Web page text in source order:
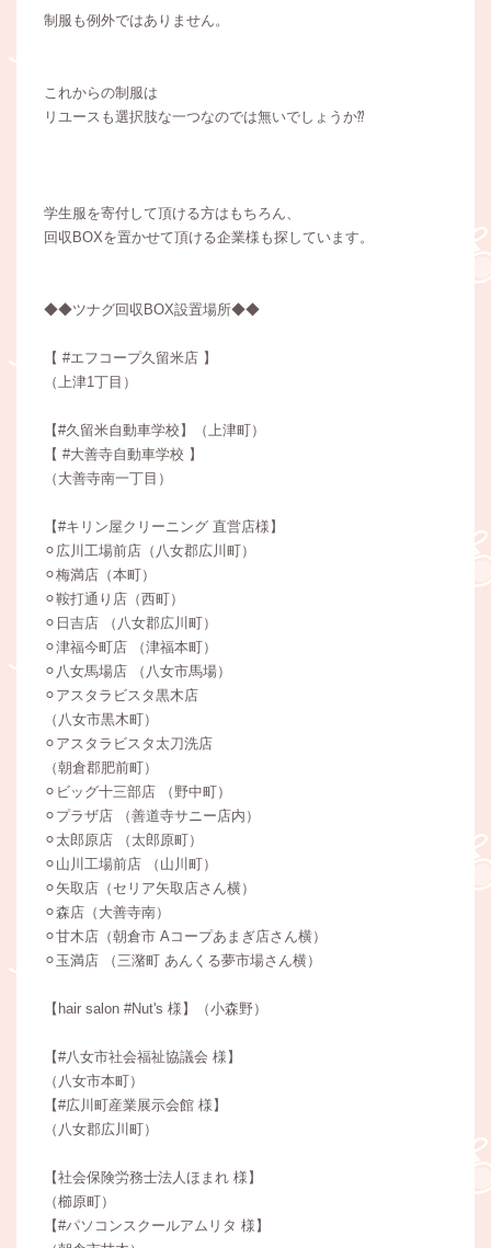
制服も例外ではありません。
これからの制服は
リユースも選択肢な一つなのでは無いでしょうか⁇
学生服を寄付して頂ける方はもちろん、
回収BOXを置かせて頂ける企業様も探しています。
◆◆ツナグ回収BOX設置場所◆◆
【 #エフコープ久留米店 】
（上津1丁目）
【#久留米自動車学校】（上津町）
【 #大善寺自動車学校 】
（大善寺南一丁目）
【#キリン屋クリーニング 直営店様】
⚪︎広川工場前店（八女郡広川町）
⚪︎梅満店（本町）
⚪︎鞍打通り店（西町）
⚪︎日吉店 （八女郡広川町）
⚪︎津福今町店 （津福本町）
⚪︎八女馬場店 （八女市馬場）
⚪︎アスタラビスタ黒木店
（八女市黒木町）
⚪︎アスタラビスタ太刀洗店
（朝倉郡肥前町）
⚪︎ビッグ十三部店 （野中町）
⚪︎プラザ店 （善道寺サニー店内）
⚪︎太郎原店 （太郎原町）
⚪︎山川工場前店 （山川町）
⚪︎矢取店（セリア矢取店さん横）
⚪︎森店（大善寺南）
⚪︎甘木店（朝倉市 Aコープあまぎ店さん横）
⚪︎玉満店 （三潴町 あんくる夢市場さん横）
【hair salon #Nut's 様】（小森野）
【#八女市社会福祉協議会 様】
（八女市本町）
【#広川町産業展示会館 様】
（八女郡広川町）
【社会保険労務士法人ほまれ 様】
（櫛原町）
【#パソコンスクールアムリタ 様】